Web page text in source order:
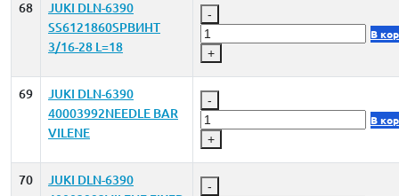
68
JUKI DLN-6390
SS6121860SPВИНТ
3/16-28 L=18
-
+
В
69
JUKI DLN-6390
40003992NEEDLE BAR
VILENE
-
+
В
70
JUKI DLN-6390
-